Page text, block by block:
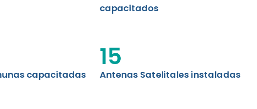
capacitados
capacitadas Antenas Satelitales instaladas
15